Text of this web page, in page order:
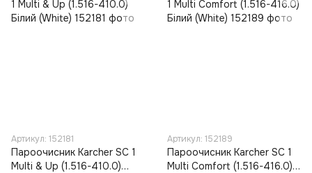
Артикул: 152181
Пароочисник Karcher SC 1
Multi & Up (1.516-410.0)
Артикул: 152189
Пароочисник Karcher SC 1
Multi Comfort (1.516-416.0)